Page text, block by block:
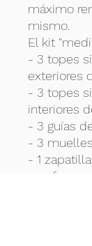
máximo
mismo.
El kit
- 3 topes
exteriores
- 3 topes
interiores
- 3 guías
- 3
- 1
con forma